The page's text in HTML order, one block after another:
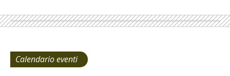
Calendario eventi